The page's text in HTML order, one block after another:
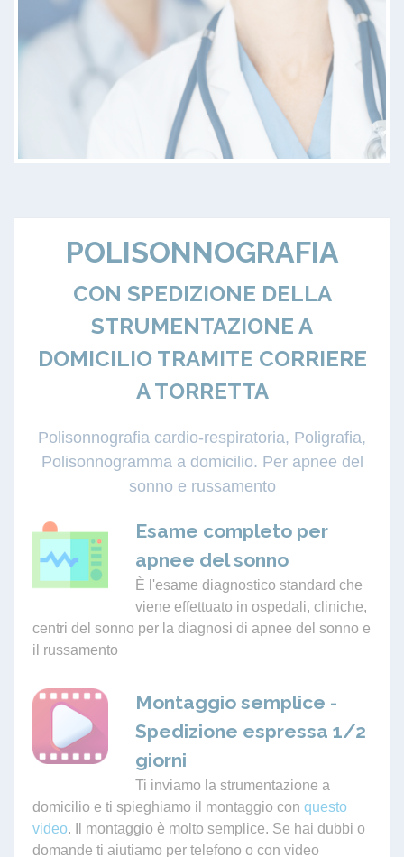
POLISONNOGRAFIA
CON SPEDIZIONE DELLA
STRUMENTAZIONE A
DOMICILIO TRAMITE CORRIERE
A TORRETTA
Polisonnografia cardio-respiratoria, Poligrafia,
Polisonnogramma a domicilio. Per apnee del
sonno e russamento
Esame completo per
apnee del sonno
È l'esame diagnostico standard che
viene effettuato in ospedali, cliniche,
centri del sonno per la diagnosi di apnee del sonno e
il russamento
Montaggio semplice -
Spedizione espressa 1/2
giorni
Ti inviamo la strumentazione a
domicilio e ti spieghiamo il montaggio con questo
video. Il montaggio è molto semplice. Se hai dubbi o
domande ti aiutiamo per telefono o con video